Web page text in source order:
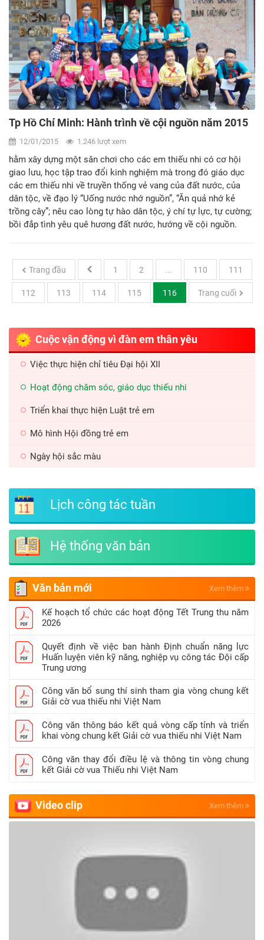
Tp Hồ Chí Minh: Hành trình về cội nguồn năm 2015
12/01/2015 1.246 lượt xem
hằm xây dựng một sân chơi cho các em thiếu nhi có cơ hội
giao lưu, học tập trao đổi kinh nghiệm mà trong đó giáo dục
các em thiếu nhi về truyền thống vẻ vang của đất nước, của
dân tộc, về đạo lý “Uống nước nhớ nguồn”, “Ăn quả nhớ kẻ
trồng cây”; nêu cao lòng tự hào dân tộc, ý chí tự lực, tự cường;
bồi đắp tình yêu quê hương đất nước, hướng về cội nguồn.
Trang đầu 1 2 ... 110 111
112 113 114 115 116 Trang cuối
Cuộc vận động vì đàn em thân yêu
Việc thực hiện chỉ tiêu Đại hội XII
Hoạt động chăm sóc, giáo dục thiếu nhi
Triển khai thực hiện Luật trẻ em
Mô hình Hội đồng trẻ em
Ngày hội sắc màu
Lịch công tác tuần
Hệ thống văn bản
Văn bản mới Xem thêm
Kế hoạch tổ chức các hoạt động Tết Trung thu năm
2026
Quyết định về việc ban hành Định chuẩn năng lực
Huấn luyện viên kỹ năng, nghiệp vụ công tác Đội cấp
Trung ương
Công văn bổ sung thí sinh tham gia vòng chung kết
Giải cờ vua thiếu nhi Việt Nam
Công văn thông báo kết quả vòng cấp tỉnh và triển
khai vòng chung kết Giải cờ vua thiếu nhi Việt Nam
Công văn thay đổi điều lệ và thông tin vòng chung
kết Giải cờ vua Thiếu nhi Việt Nam
Video clip Xem thêm